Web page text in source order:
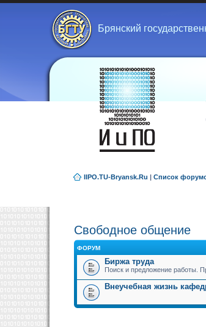
Брянский
IIPO.TU-Bryansk.Ru | Список
Свободное общение
ФОРУМ
Биржа труда
Поиск и предложение работы.
Внеучебная жизнь